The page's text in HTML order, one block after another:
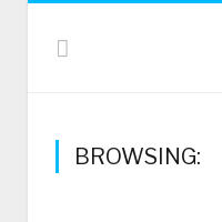
BROWSING: